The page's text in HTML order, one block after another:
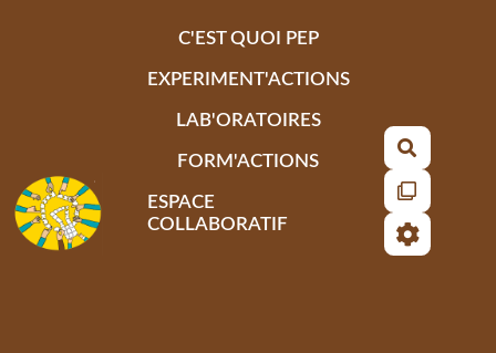
C'EST QUOI PEP
EXPERIMENT'ACTIONS
LAB'ORATOIRES
FORM'ACTIONS
ESPACE
COLLABORATIF